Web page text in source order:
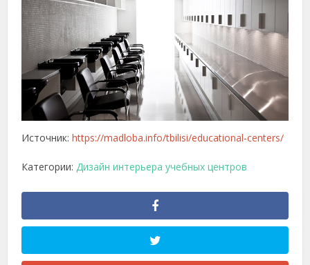
Источник:https://madloba.info/tbilisi/educational-centers/
Категории:Дизайн интерьера учебных центров